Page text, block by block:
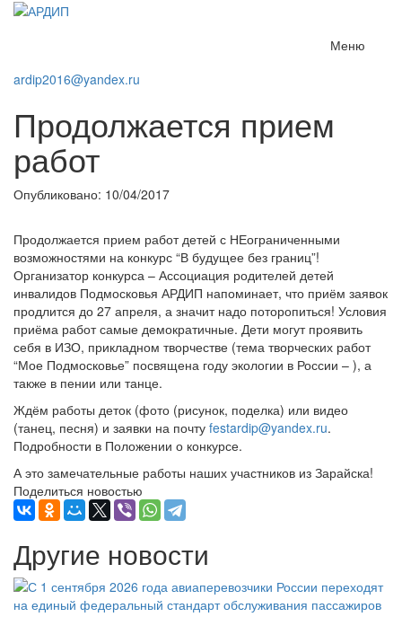
Меню
ardip2016@yandex.ru
Продолжается прием
работ
Опубликовано: 10/04/2017
Продолжается прием работ детей с НЕограниченными
возможностями на конкурс “В будущее без границ”!
Организатор конкурса – Ассоциация родителей детей
инвалидов Подмосковья АРДИП напоминает, что приём заявок
продлится до 27 апреля, а значит надо поторопиться! Условия
приёма работ самые демократичные. Дети могут проявить
себя в ИЗО, прикладном творчестве (тема творческих работ
“Мое Подмосковье” посвящена году экологии в России – ), а
также в пении или танце.
Ждём работы деток (фото (рисунок, поделка) или видео
(танец, песня) и заявки на почту festardip@yandex.ru.
Подробности в Положении о конкурсе.
А это замечательные работы наших участников из Зарайска!
Поделиться новостью
Другие новости